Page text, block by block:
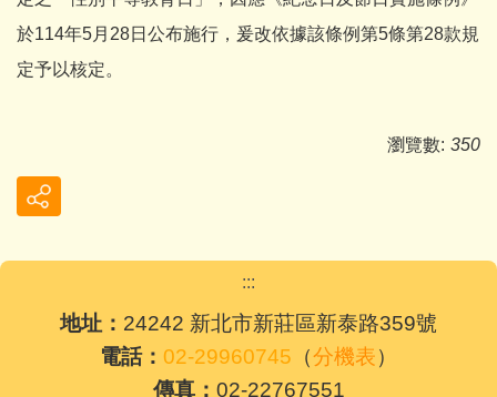
於114年5月28日公布施行，爰改依據該條例第5條第28款規
定予以核定。
瀏覽數: 350
:::
地址： 24242 新北市新莊區新泰路359號
電話： 02-29960745 （分機表）
傳真： 02-22767551